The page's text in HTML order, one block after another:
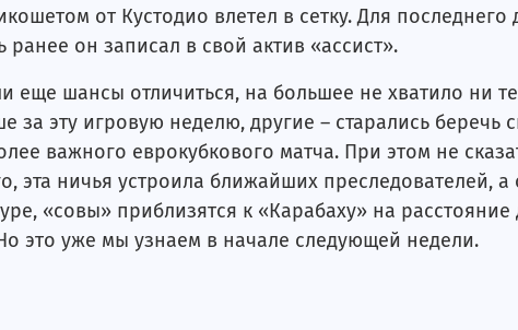
от Кустодио влетел в сетку. Для последнего
он записал в свой актив «ассист».
еще шансы отличиться, на большее не хватило ни
за эту игровую неделю, другие – старались беречь
важного еврокубкового матча. При этом не
эта ничья устроила ближайших преследователей,
«совы» приблизятся к «Карабаху» на расстояние
это уже мы узнаем в начале следующей недели.